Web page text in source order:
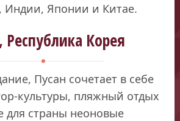
Японии и Китае.
Республика Корея
Пусан сочетает в себе
культуры, пляжный отдых
для страны неоновые